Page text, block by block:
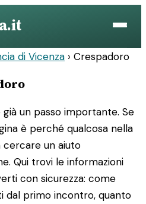
di Vicenza › Crespadoro
un passo importante. Se
è perché qualcosa nella
un aiuto
Qui trovi le informazioni
con sicurezza: come
dal primo incontro, quanto